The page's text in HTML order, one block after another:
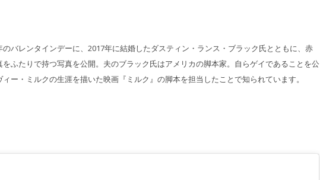
バレンタインデーに、2017年に結婚したダスティン・ランス・ブラック氏とともに、赤
をふたりで持つ写真を公開。夫のブラック氏はアメリカの脚本家。自らゲイであることを公
ー・ミルクの生涯を描いた映画『ミルク』の脚本を担当したことで知られています。